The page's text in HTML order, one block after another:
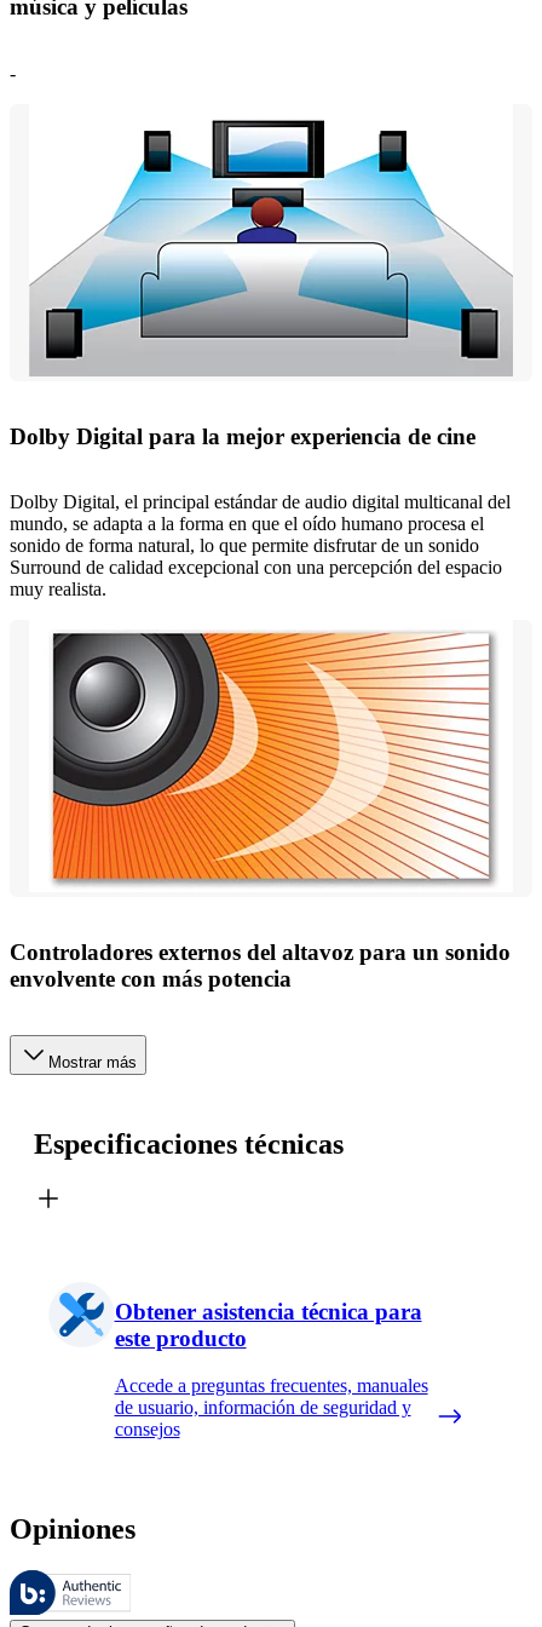
música y películas
-
Dolby Digital para la mejor experiencia de cine
Dolby Digital, el principal estándar de audio digital multicanal del
mundo, se adapta a la forma en que el oído humano procesa el
sonido de forma natural, lo que permite disfrutar de un sonido
Surround de calidad excepcional con una percepción del espacio
muy realista.
Controladores externos del altavoz para un sonido
envolvente con más potencia
Mostrar más
Especificaciones técnicas
Obtener asistencia técnica para
este producto
Accede a preguntas frecuentes, manuales
de usuario, información de seguridad y
consejos
Opiniones
Estas reseñas las gestiona Bazaarvoice y cumplen con la política de